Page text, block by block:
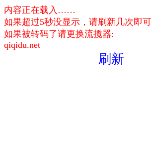
内容正在载入……
如果超过5秒没显示，请刷新几次即可
如果被转码了请更换流揽器:
qiqidu.net
刷新